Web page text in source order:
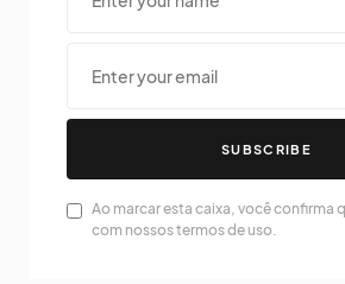
SUBSCRIBE
Ao marcar esta caixa, você confirma
com nossos termos de uso.